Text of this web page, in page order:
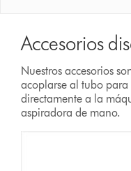
Accesorios
Nuestros accesorios
acoplarse al tubo
directamente a la
aspiradora de mano.